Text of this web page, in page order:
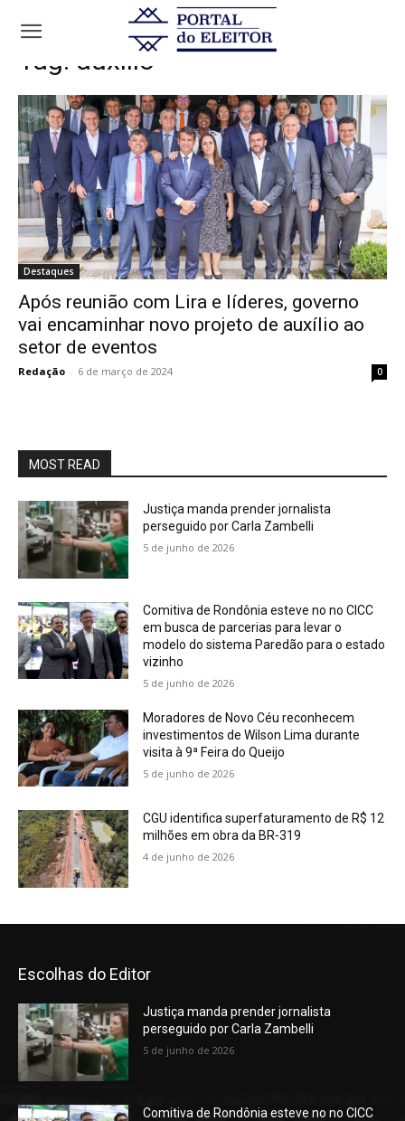
Tags
Tag: auxílio
Destaques
Após reunião com Lira e líderes, governo
vai encaminhar novo projeto de auxílio ao
setor de eventos
Redação - 6 de março de 2024 0
MOST READ
Justiça manda prender jornalista
perseguido por Carla Zambelli
5 de junho de 2026
Comitiva de Rondônia esteve no no CICC
em busca de parcerias para levar o
modelo do sistema Paredão para o estado
vizinho
5 de junho de 2026
Moradores de Novo Céu reconhecem
investimentos de Wilson Lima durante
visita à 9ª Feira do Queijo
5 de junho de 2026
CGU identifica superfaturamento de R$ 12
milhões em obra da BR-319
4 de junho de 2026
Escolhas do Editor
Justiça manda prender jornalista
perseguido por Carla Zambelli
5 de junho de 2026
Comitiva de Rondônia esteve no no CICC